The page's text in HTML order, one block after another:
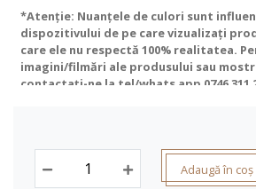
*Atenție: Nuanțele de culori sunt
dispozitivului de pe care vizualizați
care ele nu respectă 100% realitatea.
imagini/filmări ale produsului sau
contactați-ne la tel/whats app 0746 311
Adaugă în coș